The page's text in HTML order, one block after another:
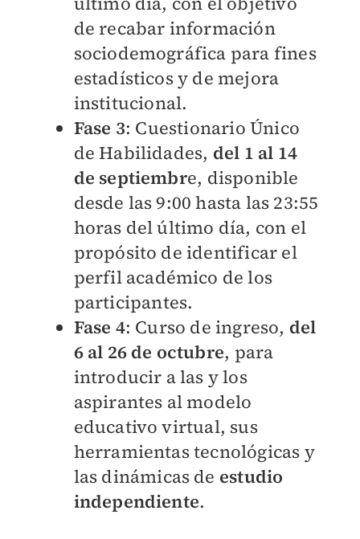
de recabar información
sociodemográfica para fines
estadísticos y de mejora
institucional.
⁠Fase 3: Cuestionario Único
de Habilidades, del 1 al 14
de septiembre, disponible
desde las 9:00 hasta las 23:55
horas del último día, con el
propósito de identificar el
perfil académico de los
participantes.
Fase 4: Curso de ingreso, del
6 al 26 de octubre, para
introducir a las y los
aspirantes al modelo
educativo virtual, sus
herramientas tecnológicas y
las dinámicas de estudio
independiente.